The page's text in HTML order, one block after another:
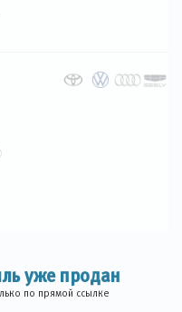
уже продан
по прямой ссылке